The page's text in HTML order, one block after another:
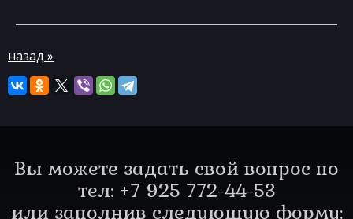
назад »
Вы можете задать свой вопрос по
тел: +7 925 772-44-53
или заполнив следующую форму: